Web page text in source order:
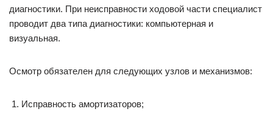
диагностики. При неисправности ходовой части специалист
проводит два типа диагностики: компьютерная и
визуальная.
Осмотр обязателен для следующих узлов и механизмов:
Исправность амортизаторов;